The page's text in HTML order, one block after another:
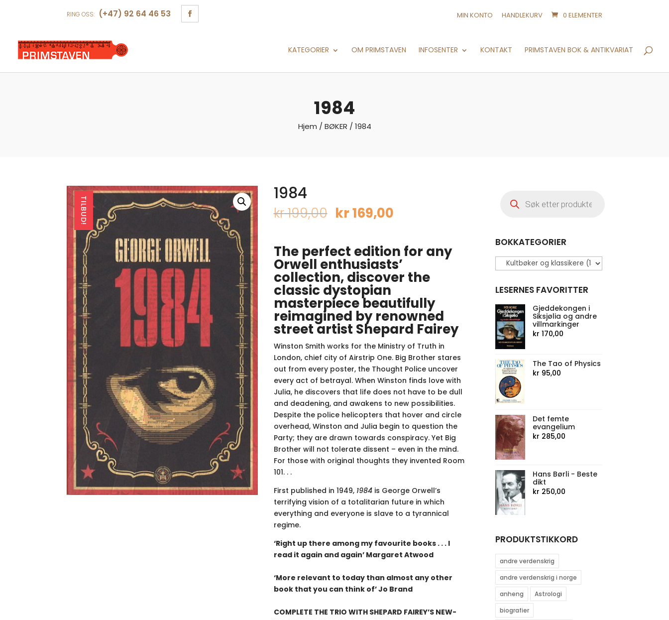
RING OSS: (+47) 92 64 46 53 MIN KONTO HANDLEKURV 0 ELEMENTER
KATEGORIER OM PRIMSTAVEN INFOSENTER KONTAKT PRIMSTAVEN BOK & ANTIKVARIAT
1984
Hjem /BØKER / 1984
TILBUD!
1984
kr199,00 Opprinnelig
pris
kr 199,00.
kr169,00Nåværende
kr 169,00.
The perfect edition for any
Orwell enthusiasts’
collection, discover the
classic dystopian
masterpiece beautifully
reimagined by renowned
street artist Shepard Fairey
Winston Smith works for the Ministry of Truth in
London, chief city of Airstrip One. Big Brother stares
out from every poster, the Thought Police uncover
every act of betrayal. When Winston finds love with
Julia, he discovers that life does not have to be dull
and deadening, and awakens to new possibilities.
Despite the police helicopters that hover and circle
overhead, Winston and Julia begin to question the
Party; they are drawn towards conspiracy. Yet Big
Brother will not tolerate dissent – even in the mind.
For those with original thoughts they invented Room
101. . .
First published in 1949, 1984 is George Orwell’s
terrifying vision of a totalitarian future in which
everything and everyone is slave to a tyrannical
regime.
‘Right up there among my favourite books . . . I
read it again and again’ Margaret Atwood
‘More relevant to today than almost any other
book that you can think of’ Jo Brand
COMPLETE THE TRIO WITH SHEPARD FAIREY’S NEW-
search
BOKKATEGORIER
LESERNES FAVORITTER
Gjeddekongen i
Siksjølia og andre
villmarkinger
kr 170,00
The Tao of Physics
kr 95,00
Det femte
evangelium
kr 285,00
Hans Børli - Beste
dikt
kr 250,00
PRODUKTSTIKKORD
andre verdenskrig
andre verdenskrig i norge
anheng
Astrologi
biografier